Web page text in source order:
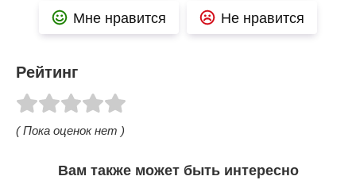
Мне нравится Не нравится
Рейтинг
( Пока оценок нет )
Вам также может быть интересно